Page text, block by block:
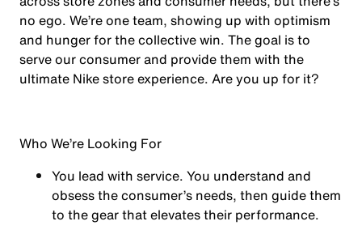
no ego. We’re one team, showing up with optimism
and hunger for the collective win. The goal is to
serve our consumer and provide them with the
ultimate Nike store experience. Are you up for it?
Who We’re Looking For
You lead with service. You understand and
obsess the consumer’s needs, then guide them
to the gear that elevates their performance.